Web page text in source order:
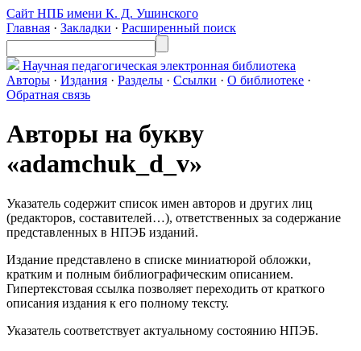
Сайт НПБ имени К. Д. Ушинского
Главная · Закладки · Расширенный поиск
Научная педагогическая электронная библиотека
Авторы · Издания · Разделы · Ссылки · О библиотеке ·
Обратная связь
Авторы на букву
«adamchuk_d_v»
Указатель содержит список имен авторов и других лиц
(редакторов, составителей…), ответственных за содержание
представленных в НПЭБ изданий.
Издание представлено в списке миниатюрой обложки,
кратким и полным библиографическим описанием.
Гипертекстовая ссылка позволяет переходить от краткого
описания издания к его полному тексту.
Указатель соответствует актуальному состоянию НПЭБ.